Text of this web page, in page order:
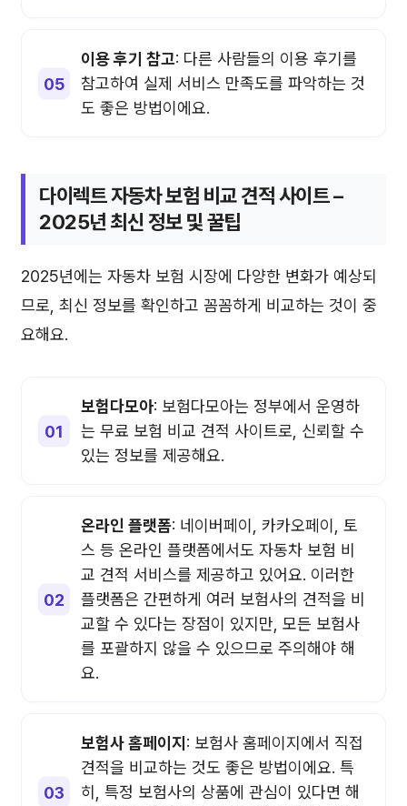
이용 후기 참고: 다른 사람들의 이용 후기를
참고하여 실제 서비스 만족도를 파악하는 것
도 좋은 방법이에요.
다이렉트 자동차 보험 비교 견적 사이트 –
2025년 최신 정보 및 꿀팁
2025년에는 자동차 보험 시장에 다양한 변화가 예상되
므로, 최신 정보를 확인하고 꼼꼼하게 비교하는 것이 중
요해요.
보험다모아: 보험다모아는 정부에서 운영하
는 무료 보험 비교 견적 사이트로, 신뢰할 수
있는 정보를 제공해요.
온라인 플랫폼: 네이버페이, 카카오페이, 토
스 등 온라인 플랫폼에서도 자동차 보험 비
교 견적 서비스를 제공하고 있어요. 이러한
플랫폼은 간편하게 여러 보험사의 견적을 비
교할 수 있다는 장점이 있지만, 모든 보험사
를 포괄하지 않을 수 있으므로 주의해야 해
요.
보험사 홈페이지 : 보험사 홈페이지에서 직접
견적을 비교하는 것도 좋은 방법이에요. 특
히, 특정 보험사의 상품에 관심이 있다면 해